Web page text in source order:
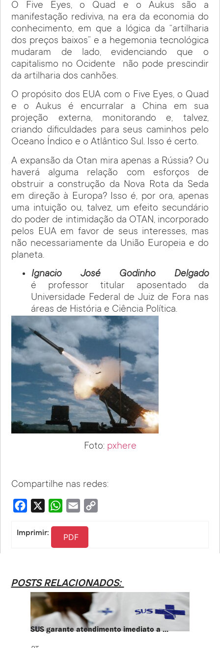
O Five Eyes, o Quad e o Aukus são a
manifestação rediviva, na era da economia do
conhecimento, em que a lógica da “artilharia
dos preços baixos” e a hegemonia tecnológica
mudaram de lado, evidenciando que o
capitalismo no Ocidente
não pode prescindir
da artilharia dos canhões.
O propósito dos EUA com o Five Eyes, o Quad
e o Aukus é encurralar a China em sua
projeção externa, monitorando e, talvez,
criando dificuldades para seus caminhos pelo
Oceano Índico e o Atlântico Sul. Isso é certo.
A expansão da Otan mira apenas a Rússia? Ou
haverá alguma relação com esforços de
obstruir a construção da Nova Rota da Seda
em direção à Europa? Isso é, por ora, apenas
uma intuição ou, talvez, um efeito secundário
do poder de intimidação da OTAN, incorporado
pelos EUA em favor de seus interesses, mas
não necessariamente da União Europeia e do
planeta.
Ignacio José Godinho Delgado
é professor titular aposentado da
Universidade Federal de Juiz de Fora nas
áreas de História e Ciência Política.
Foto: pxhere
Compartilhe nas redes:
Facebook WhatsApp
Email
Imprimir: PDF
POSTS RELACIONADOS:
SUS garante atendimento imediato a ...